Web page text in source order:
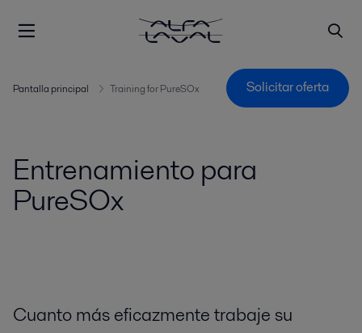
Pantalla principal Training for PureSOx Solicitar oferta
Entrenamiento para
PureSOx
Cuanto más eficazmente trabaje su